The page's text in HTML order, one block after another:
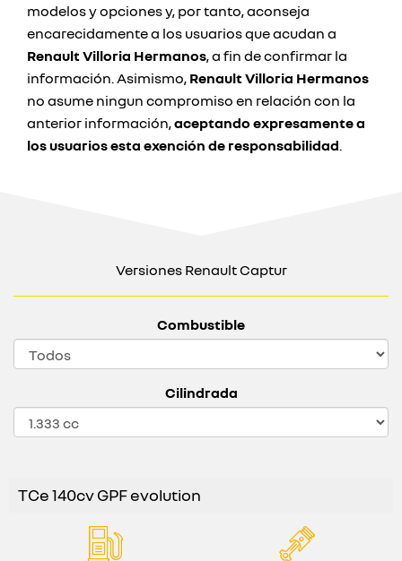
modelos y opciones y, por tanto, aconseja
encarecidamente a los usuarios que acudan a
Renault Villoria Hermanos, a fin de confirmar la
información. Asimismo, Renault Villoria Hermanos
no asume ningun compromiso en relación con la
anterior información,aceptando expresamente a
los usuarios esta exención de responsabilidad.
Versiones Renault Captur
Combustible
Cilindrada
TCe 140cv GPF evolution